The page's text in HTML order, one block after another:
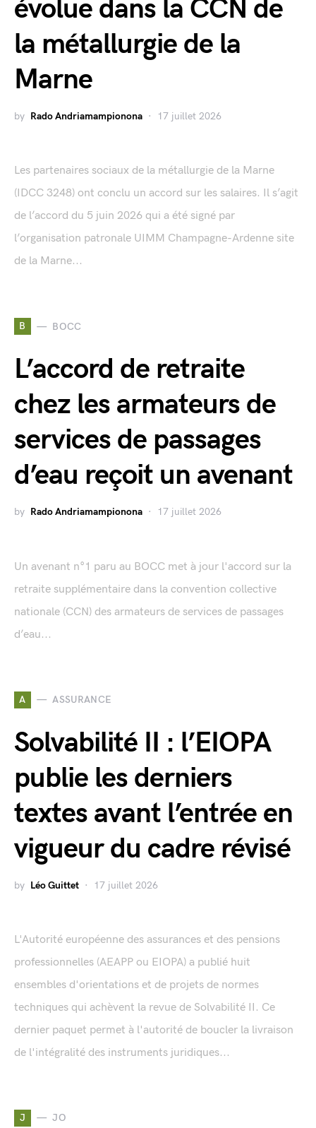
évolue dans la CCN de
la métallurgie de la
Marne
by Rado Andriamampionona 17 juillet 2026
Les partenaires sociaux de la métallurgie de la Marne
(IDCC 3248) ont conclu un accord sur les salaires. Il s’agit
de l’accord du 5 juin 2026 qui a été signé par
l’organisation patronale UIMM Champagne-Ardenne site
de la Marne...
B BOCC
L’accord de retraite
chez les armateurs de
services de passages
d’eau reçoit un avenant
by Rado Andriamampionona 17 juillet 2026
Un avenant n°1 paru au BOCC met à jour l'accord sur la
retraite supplémentaire dans la convention collective
nationale (CCN) des armateurs de services de passages
d’eau...
A ASSURANCE
Solvabilité II : l’EIOPA
publie les derniers
textes avant l’entrée en
vigueur du cadre révisé
by Léo Guittet 17 juillet 2026
L'Autorité européenne des assurances et des pensions
professionnelles (AEAPP ou EIOPA) a publié huit
ensembles d'orientations et de projets de normes
techniques qui achèvent la revue de Solvabilité II. Ce
dernier paquet permet à l'autorité de boucler la livraison
de l'intégralité des instruments juridiques...
J JO